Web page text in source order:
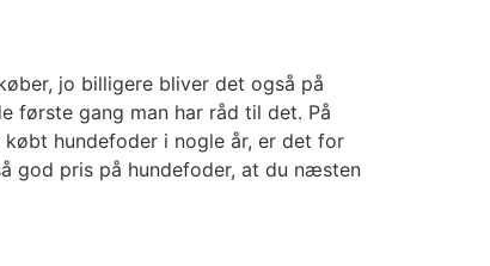
jo billigere bliver det også på
første gang man har råd til det. På
hundefoder i nogle år, er det for
god pris på hundefoder, at du næsten